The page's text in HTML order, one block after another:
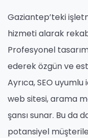
Gaziantep’teki
hizmeti alarak
Profesyonel
ederek özgün ve
Ayrıca, SEO
web sitesi, arama
şansı sunar. Bu da
potansiyel